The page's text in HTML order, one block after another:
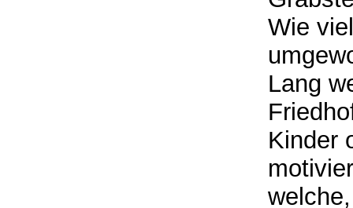
Wie
Lang
Kinder